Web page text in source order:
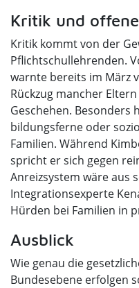
Kritik und
Kritik kommt von der
Pflichtschullehrenden.
warnte bereits im März
Rückzug mancher
Geschehen. Besonders
bildungsferne oder
Familien. Während
spricht er sich gegen
Anreizsystem wäre aus
Integrationsexperte
Hürden bei Familien in
Ausblick
Wie genau die
Bundesebene erfolgen